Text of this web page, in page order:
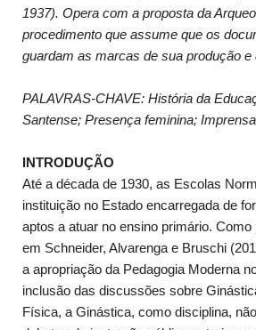
1937). Opera com a proposta da
procedimento que assume que os
guardam as marcas de sua produção e
PALAVRAS-CHAVE: História da
Santense; Presença feminina;
INTRODUÇÃO
Até a década de 1930, as Escolas
instituição no Estado encarregada de
aptos a atuar no ensino primário.
em Schneider, Alvarenga e Bruschi
a apropriação da Pedagogia Moderna
inclusão das discussões sobre
Física, a Ginástica, como disciplina,